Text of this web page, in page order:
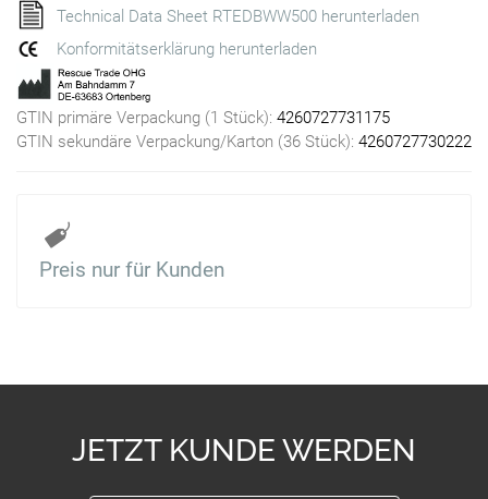
Technical Data Sheet RTEDBWW500 herunterladen
Konformitätserklärung herunterladen
GTIN primäre Verpackung (1 Stück): 4260727731175
GTIN sekundäre Verpackung/Karton (36 Stück): 4260727730222
Preis nur für Kunden
JETZT KUNDE WERDEN